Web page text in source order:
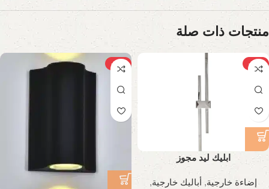
منتجات ذات صلة
-23%
ابليك ليد مجوز
إضاءة خارجية, أباليك خارجية,
-32%